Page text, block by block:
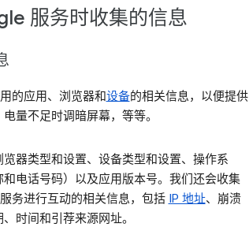
服务时收集的信息
的应用、浏览器和设备的相关信息，以便提供
量不足时调暗屏幕，等等。
览器类型和设置、设备类型和设置、操作系
电话号码）以及应用版本号。我们还会收集
务进行互动的相关信息，包括 IP 地址、崩溃
时间和引荐来源网址。